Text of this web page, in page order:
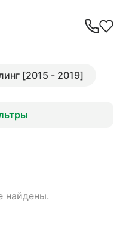
[2015 - 2019]
найдены.